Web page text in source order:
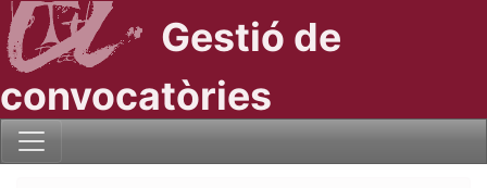
Gestió de
convocatòries